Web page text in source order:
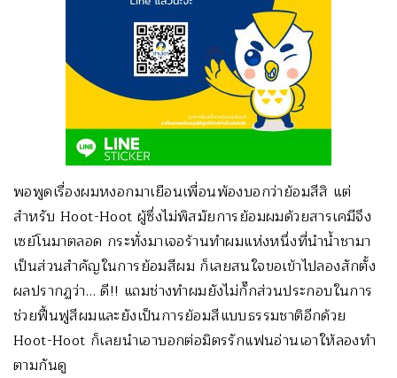
พอพูดเรื่องผมหงอกมาเยือนเพื่อนพ้องบอกว่าย้อมสีสิ แต่
สำหรับ Hoot-Hoot ผู้ซึ่งไม่พิสมัยการย้อมผมด้วยสารเคมีจึง
เซย์โนมาตลอด กระทั่งมาเจอร้านทำผมแห่งหนึ่งที่นำน้ำชามา
เป็นส่วนสำคัญในการย้อมสีผม ก็เลยสนใจขอเข้าไปลองสักตั้ง
ผลปรากฏว่า… ดี!! แถมช่างทำผมยังไม่กั๊กส่วนประกอบในการ
ช่วยฟื้นฟูสีผมและยังเป็นการย้อมสีแบบธรรมชาติอีกด้วย
Hoot-Hoot ก็เลยนำเอาบอกต่อมิตรรักแฟนอ่านเอาให้ลองทำ
ตามกันดู